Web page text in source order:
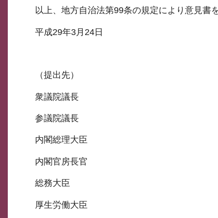
以上、地方自治法第99条の規定により意見書
平成29年3月24日
（提出先）
衆議院議長
参議院議長
内閣総理大臣
内閣官房長官
総務大臣
厚生労働大臣